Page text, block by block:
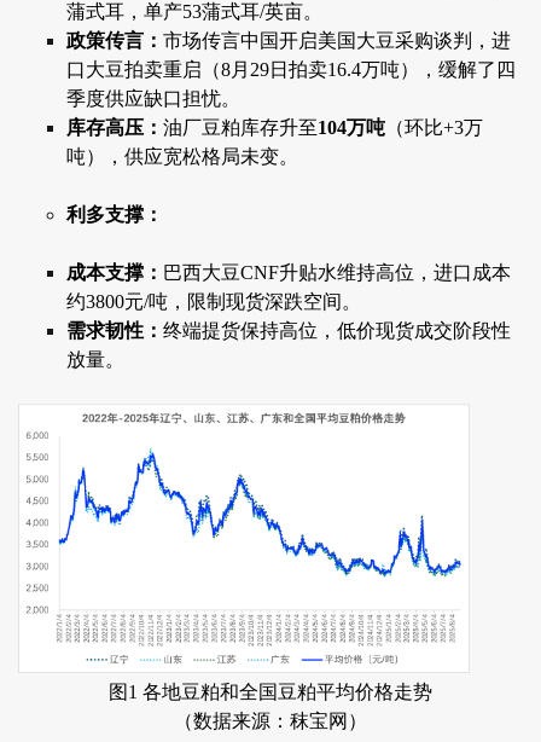
蒲式耳，单产53蒲式耳/英亩。
政策传言： 市场传言中国开启美国大豆采购谈判，进
口大豆拍卖重启（8月29日拍卖16.4万吨），缓解了四
季度供应缺口担忧。
库存高压： 油厂豆粕库存升至104万吨 （环比+3万
吨），供应宽松格局未变。
利多支撑：
成本支撑： 巴西大豆CNF升贴水维持高位，进口成本
约3800元/吨，限制现货深跌空间。
需求韧性： 终端提货保持高位，低价现货成交阶段性
放量。
图1 各地豆粕和全国豆粕平均价格走势
（数据来源：秣宝网）